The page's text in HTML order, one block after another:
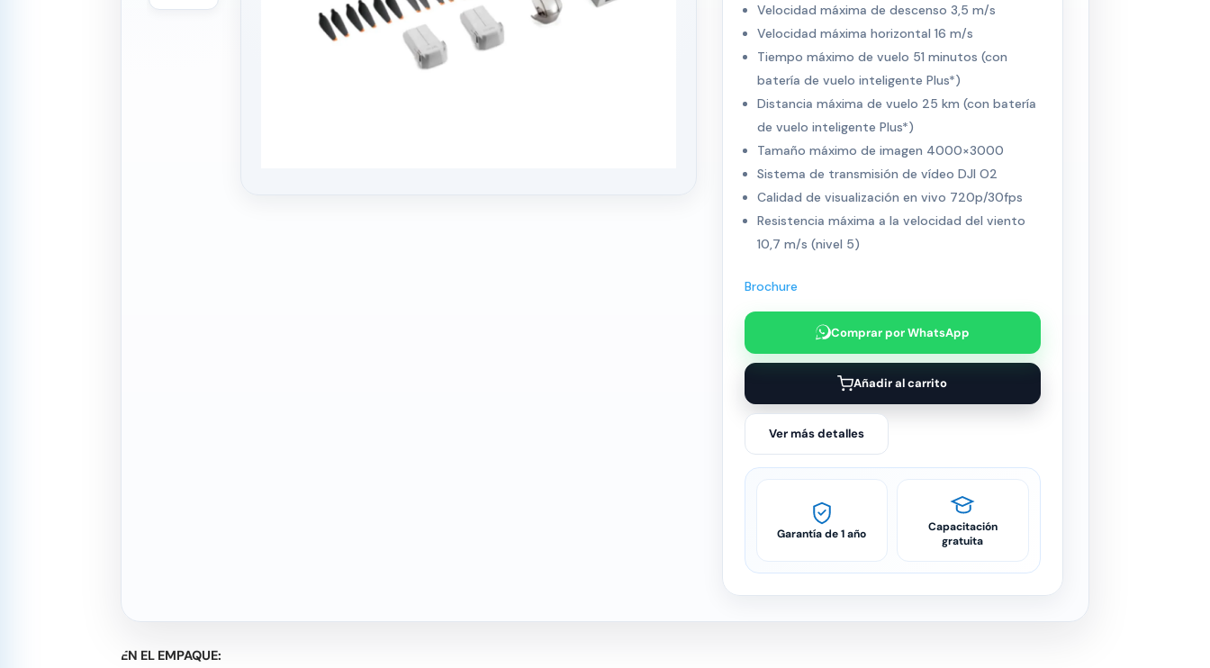
Velocidad máxima de descenso 3,5 m/s
Velocidad máxima horizontal 16 m/s
Tiempo máximo de vuelo 51 minutos (con
batería de vuelo inteligente Plus*)
Distancia máxima de vuelo 25 km (con batería
de vuelo inteligente Plus*)
Tamaño máximo de imagen 4000×3000
Sistema de transmisión de vídeo DJI O2
Calidad de visualización en vivo 720p/30fps
Resistencia máxima a la velocidad del viento
10,7 m/s (nivel 5)
Brochure
Comprar por WhatsApp
Añadir al carrito
Ver más detalles
Garantía de 1 año
Capacitación
gratuita
EN EL EMPAQUE: